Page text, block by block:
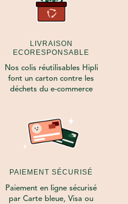
LIVRAISON
ECORESPONSABLE
Nos colis réutilisables Hipli
font un carton contre les
déchets du e-commerce
PAIEMENT SÉCURISÉ
Paiement en ligne sécurisé
par Carte bleue, Visa ou